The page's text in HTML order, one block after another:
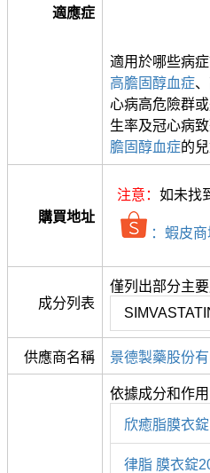
適應症
適用於哪些病症
高膽固醇血症
心病高危險群
生率及冠心病
膽固醇血症的兒
購買地址
注意： 如未找
：蝦皮
成分列表
僅列出部分主
供應商名稱 景德製藥股份
依據成分和作用
欣癒脂膜衣
律脂 膜衣錠